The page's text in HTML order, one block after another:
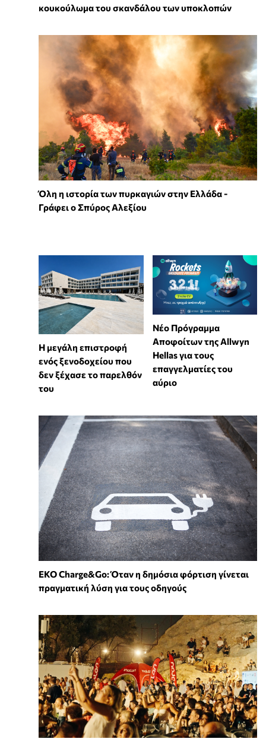
κουκούλωμα του σκανδάλου των υποκλοπών
Όλη η ιστορία των πυρκαγιών στην Ελλάδα -
Γράφει ο Σπύρος Αλεξίου
Η μεγάλη επιστροφή
ενός ξενοδοχείου που
δεν ξέχασε το παρελθόν
του
Νέο Πρόγραμμα
Αποφοίτων της Allwyn
Hellas για τους
επαγγελματίες του
αύριο
EKO Charge&Go: Όταν η δημόσια φόρτιση γίνεται
πραγματική λύση για τους οδηγούς